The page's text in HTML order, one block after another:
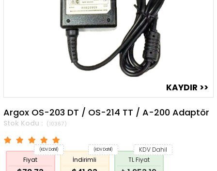
Argox OS-203 DT / OS-214 TT / A-200 Adaptör
(10367)
Fiyat
(KDV Dahil)
İndirimli
(KDV Dahil)
TL Fiyat
KDV Dahil